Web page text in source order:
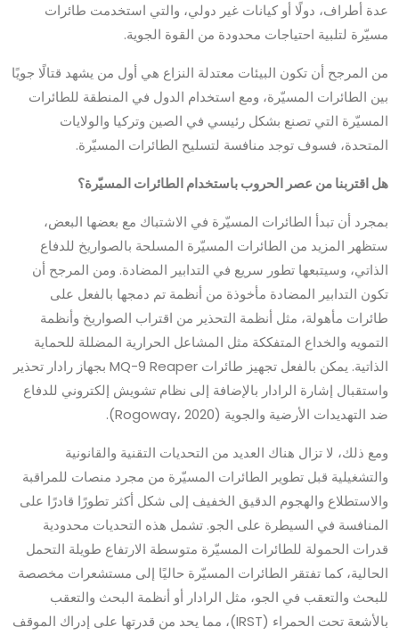
عدة أطراف، دولًا أو كيانات غير دولي، والتي استخدمت طائرات
مسيّرة لتلبية احتياجات محدودة من القوة الجوية.
من المرجح أن تكون البيئات معتدلة النزاع هي أول من يشهد قتالًا جويًا
بين الطائرات المسيّرة، ومع استخدام الدول في المنطقة للطائرات
المسيّرة التي تصنع بشكل رئيسي في الصين وتركيا والولايات
المتحدة، فسوف توجد منافسة لتسليح الطائرات المسيّرة.
هل اقتربنا من عصر الحروب باستخدام الطائرات المسيّرة؟
بمجرد أن تبدأ الطائرات المسيّرة في الاشتباك مع بعضها البعض،
ستظهر المزيد من الطائرات المسيّرة المسلحة بالصواريخ للدفاع
الذاتي، وسيتبعها تطور سريع في التدابير المضادة. ومن المرجح أن
تكون التدابير المضادة مأخوذة من أنظمة تم دمجها بالفعل على
طائرات مأهولة، مثل أنظمة التحذير من اقتراب الصواريخ وأنظمة
التمويه والخداع المتفككة مثل المشاعل الحرارية المضللة للحماية
الذاتية. يمكن بالفعل تجهيز طائرات MQ-9 Reaper بجهاز رادار تحذير
واستقبال إشارة الرادار بالإضافة إلى نظام تشويش إلكتروني للدفاع
ضد التهديدات الأرضية والجوية (Rogoway، 2020).
ومع ذلك، لا تزال هناك العديد من التحديات التقنية والقانونية
والتشغيلية قبل تطوير الطائرات المسيّرة من مجرد منصات للمراقبة
والاستطلاع والهجوم الدقيق الخفيف إلى شكل أكثر تطورًا قادرًا على
المنافسة في السيطرة على الجو. تشمل هذه التحديات محدودية
قدرات الحمولة للطائرات المسيّرة متوسطة الارتفاع طويلة التحمل
الحالية، كما تفتقر الطائرات المسيّرة حاليًا إلى مستشعرات مخصصة
للبحث والتعقب في الجو، مثل الرادار أو أنظمة البحث والتعقب
بالأشعة تحت الحمراء (IRST)، مما يحد من قدرتها على إدراك الموقف